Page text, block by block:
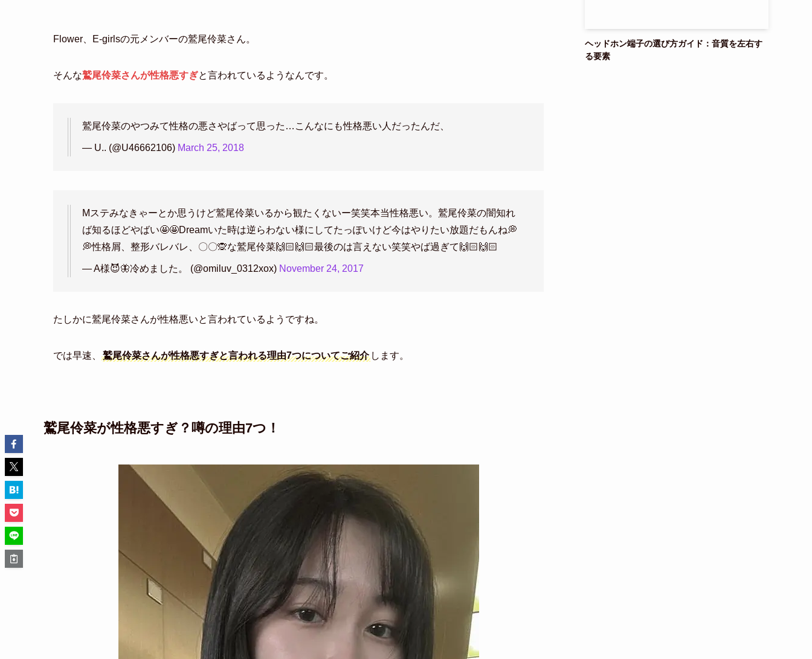
Flower、E-girlsの元メンバーの鷲尾伶菜さん。
そんな鷲尾伶菜さんが性格悪すぎと言われているようなんです。
鷲尾伶菜のやつみて性格の悪さやばって思った…こんなにも性格悪い人だったんだ、
— U.. (@U46662106) March 25, 2018
Mステみなきゃーとか思うけど鷲尾伶菜いるから観たくないー笑笑本当性格悪い。鷲尾伶菜の闇知れ
ば知るほどやばい🤩🤩Dreamいた時は逆らわない様にしてたっぽいけど今はやりたい放題だもんね💭
💭性格屑、整形バレバレ、〇〇🙊な鷲尾伶菜🙌🏻🙌🏻最後のは言えない笑笑やば過ぎて🙌🏻🙌🏻
— A様😈🦋冷めました。 (@omiluv_0312xox) November 24, 2017
たしかに鷲尾伶菜さんが性格悪いと言われているようですね。
では早速、 鷲尾伶菜さんが性格悪すぎと言われる理由7つについてご紹介 します。
鷲尾伶菜が性格悪すぎ？噂の理由7つ！
ヘッドホン端子の選び方ガイド：音質を左右す
る要素